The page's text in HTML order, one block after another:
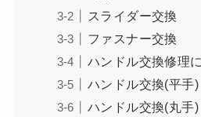
スライダー交換
ファスナー交換
ハンドル交換修理
ハンドル交換(平手)
ハンドル交換(丸手)